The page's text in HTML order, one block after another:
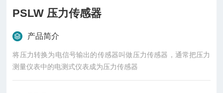
PSLW 压力传感器
产品简介
将压力转换为电信号输出的传感器叫做压力传感器，通常把压力
测量仪表中的电测式仪表成为压力传感器